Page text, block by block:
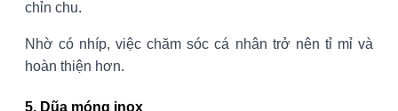
chỉn chu.
Nhờ có nhíp, việc chăm sóc cá nhân trở nên tỉ mỉ và
hoàn thiện hơn.
5. Dũa móng inox